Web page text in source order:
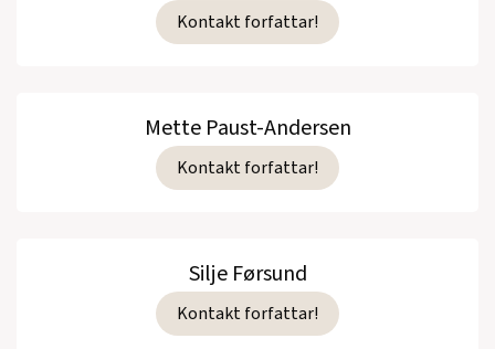
Kontakt forfattar!
Mette Paust-Andersen
Kontakt forfattar!
Silje Førsund
Kontakt forfattar!